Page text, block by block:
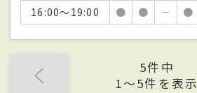
16:00～19:00
● ● － ●
5件中
1〜5件を表示